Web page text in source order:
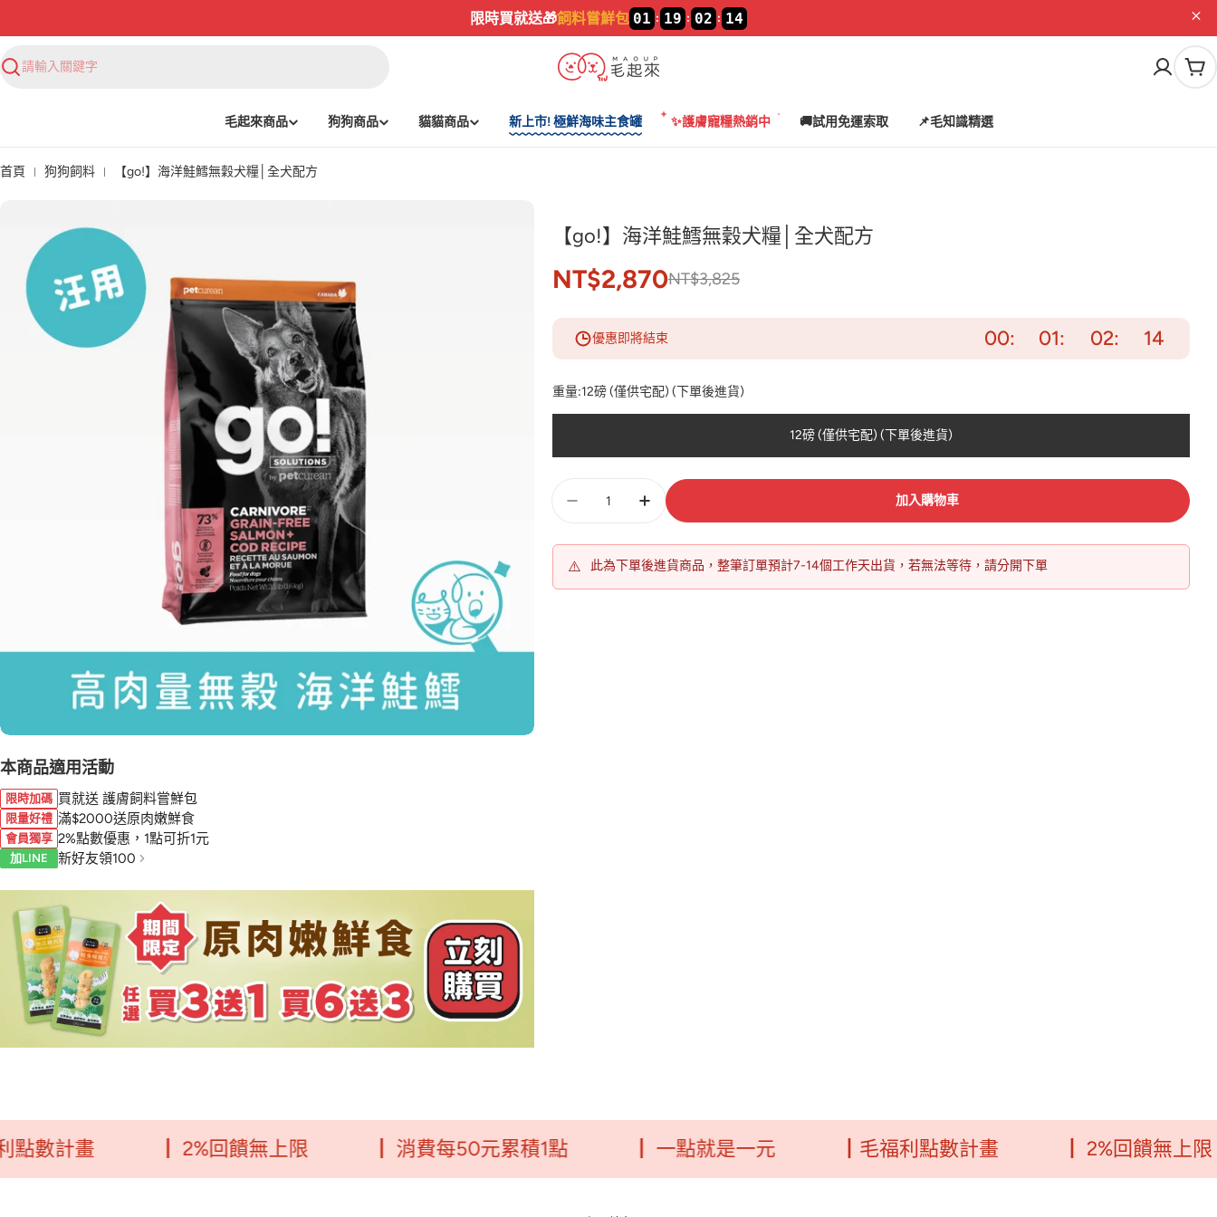
加入LINE🔥新好友領$100
搜
購
毛起來商品 狗狗商品 貓貓商品 新上市! 極鮮海味主食罐 ✨護膚寵糧熱銷中 🚚試用免運索取 📌毛知識精選
首頁 狗狗飼料 【go!】海洋鮭鱈無穀犬糧│全犬配方
本商品適用活動
限時加碼 買就送 護膚飼料嘗鮮包
限量好禮 滿$2000送原肉嫩鮮食
會員獨享 2%點數優惠，1點可折1元
加LINE 新好友領100
【go!】海洋鮭鱈無穀犬糧│全犬配方
NT$2,870NT$3,825
優惠即將結束 00 01 02 13
重量:12磅 (僅供宅配) (下單後進貨)
12磅 (僅供宅配) (下單後進貨)
加入購物車
⚠️ 此為下單後進貨商品，整筆訂單預計7-14個工作天出貨，若無法等待，請分開下單
畫 ┃ 2%回饋無上限 ┃ 消費每50元累積1點 ┃ 一點就是一元 ┃毛福利點數計畫 ┃ 2%回饋無上限